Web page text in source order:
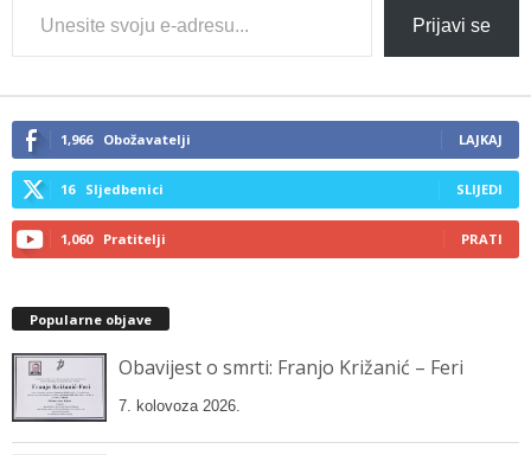
Type
your
email…
Prijavi se
1,966 Obožavatelji LAJKAJ
16 Sljedbenici SLIJEDI
1,060 Pratitelji PRATI
Popularne objave
Obavijest o smrti: Franjo Križanić – Feri
7. kolovoza 2026.